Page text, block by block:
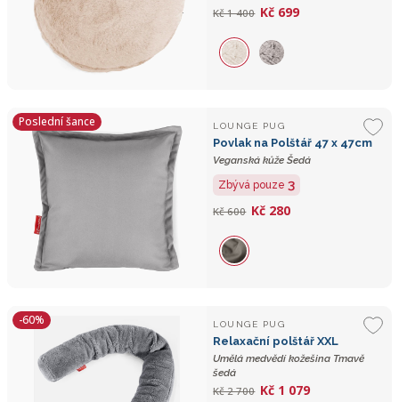
Kč 1 400 Kč 699
Poslední šance LOUNGE PUG
Povlak na Polštář 47 x 47cm
Veganská kůže Šedá
Zbývá pouze3
Kč 600 Kč 280
-60% LOUNGE PUG
Relaxační polštář XXL
Umělá medvědí kožešina Tmavě
šedá
Kč 2 700 Kč 1 079